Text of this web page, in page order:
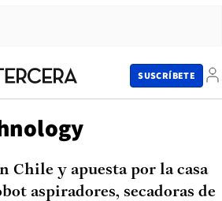
SUSCRÍBETE
Chile y apuesta por la casa
aspiradores, secadoras de